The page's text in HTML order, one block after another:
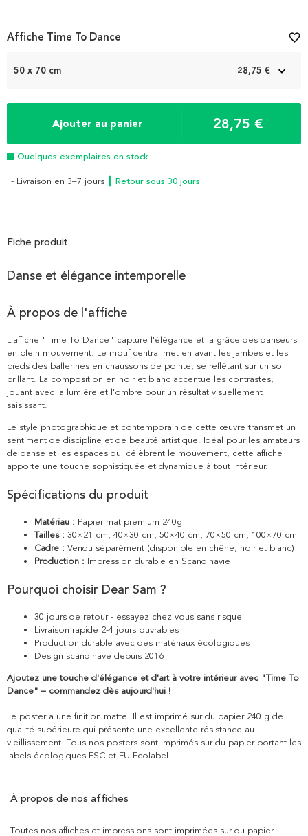
Item
50 x 70 cm 28,75 €
Ajouter au panier 28,75 €
Quelques exemplaires en stock
- Livraison en 3–7 jours ┃ Retour sous 30 jours
Affiche Time To Dance favorite_border
Fiche produit
Danse et élégance intemporelle
À propos de l'affiche
L'affiche "Time To Dance" capture l'élégance et la grâce des danseurs
en plein mouvement. Le motif central met en avant les jambes et les
pieds des ballerines en chaussons de pointe, se reflétant sur un sol
brillant. La composition en noir et blanc accentue les contrastes,
jouant avec la lumière et l'ombre pour un résultat visuellement
saisissant.
Le style photographique et contemporain de cette œuvre transmet un
sentiment de discipline et de beauté artistique. Idéal pour les amateurs
de danse et les espaces qui célèbrent le mouvement, cette affiche
apporte une touche sophistiquée et dynamique à tout intérieur.
Spécifications du produit
Matériau : Papier mat premium 240g
Tailles : 30×21 cm, 40×30 cm, 50×40 cm, 70×50 cm, 100×70 cm
Cadre : Vendu séparément (disponible en chêne, noir et blanc)
Production : Impression durable en Scandinavie
Pourquoi choisir Dear Sam ?
30 jours de retour - essayez chez vous sans risque
Livraison rapide 2-4 jours ouvrables
Production durable avec des matériaux écologiques
Design scandinave depuis 2016
Ajoutez une touche d'élégance et d'art à votre intérieur avec "Time To
Dance" – commandez dès aujourd'hui !
Le poster a une finition matte. Il est imprimé sur du papier 240 g de
qualité supérieure qui présente une excellente résistance au
vieillissement. Tous nos posters sont imprimés sur du papier portant les
labels écologiques FSC et EU Ecolabel.
À propos de nos affiches
Toutes nos affiches et impressions sont imprimées sur du papier